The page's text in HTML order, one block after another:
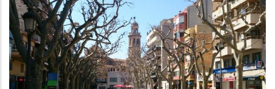
Tots Els Grups Polítics Del Consell
Comarcal Del Baix Penedès Voten
A Favor Del Tall De
Subministraments Als Okupes Del
Pis D’emergència Social